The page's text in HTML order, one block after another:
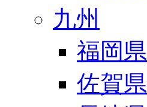
九州
福岡県
佐賀県